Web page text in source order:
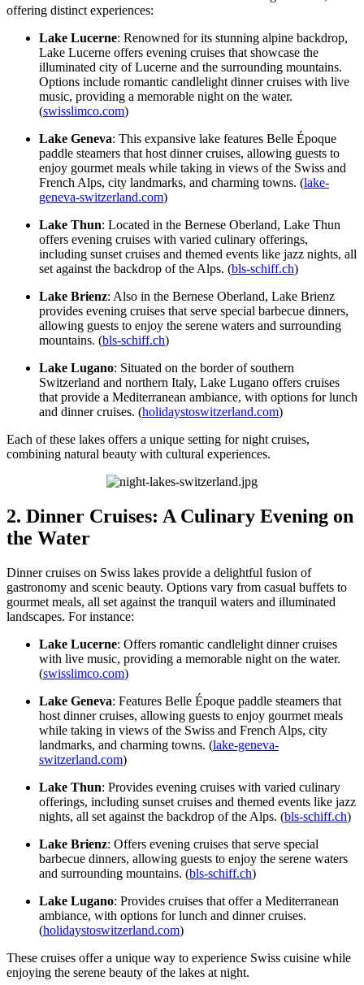
offering distinct experiences:
Lake Lucerne: Renowned for its stunning alpine backdrop,
Lake Lucerne offers evening cruises that showcase the
illuminated city of Lucerne and the surrounding mountains.
Options include romantic candlelight dinner cruises with live
music, providing a memorable night on the water.
(swisslimco.com)
Lake Geneva: This expansive lake features Belle Époque
paddle steamers that host dinner cruises, allowing guests to
enjoy gourmet meals while taking in views of the Swiss and
French Alps, city landmarks, and charming towns. (lake-
geneva-switzerland.com)
Lake Thun: Located in the Bernese Oberland, Lake Thun
offers evening cruises with varied culinary offerings,
including sunset cruises and themed events like jazz nights, all
set against the backdrop of the Alps. (bls-schiff.ch)
Lake Brienz: Also in the Bernese Oberland, Lake Brienz
provides evening cruises that serve special barbecue dinners,
allowing guests to enjoy the serene waters and surrounding
mountains. (bls-schiff.ch)
Lake Lugano: Situated on the border of southern
Switzerland and northern Italy, Lake Lugano offers cruises
that provide a Mediterranean ambiance, with options for lunch
and dinner cruises. (holidaystoswitzerland.com)
Each of these lakes offers a unique setting for night cruises,
combining natural beauty with cultural experiences.
2. Dinner Cruises: A Culinary Evening on
the Water
Dinner cruises on Swiss lakes provide a delightful fusion of
gastronomy and scenic beauty. Options vary from casual buffets to
gourmet meals, all set against the tranquil waters and illuminated
landscapes. For instance:
Lake Lucerne: Offers romantic candlelight dinner cruises
with live music, providing a memorable night on the water.
(swisslimco.com)
Lake Geneva: Features Belle Époque paddle steamers that
host dinner cruises, allowing guests to enjoy gourmet meals
while taking in views of the Swiss and French Alps, city
landmarks, and charming towns. (lake-geneva-
switzerland.com)
Lake Thun: Provides evening cruises with varied culinary
offerings, including sunset cruises and themed events like jazz
nights, all set against the backdrop of the Alps. (bls-schiff.ch)
Lake Brienz: Offers evening cruises that serve special
barbecue dinners, allowing guests to enjoy the serene waters
and surrounding mountains. (bls-schiff.ch)
Lake Lugano: Provides cruises that offer a Mediterranean
ambiance, with options for lunch and dinner cruises.
(holidaystoswitzerland.com)
These cruises offer a unique way to experience Swiss cuisine while
enjoying the serene beauty of the lakes at night.